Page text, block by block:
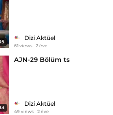
Dizi Aktüel
61 views 2 éve
AJN-29 Bölüm ts
Dizi Aktüel
49 views 2 éve